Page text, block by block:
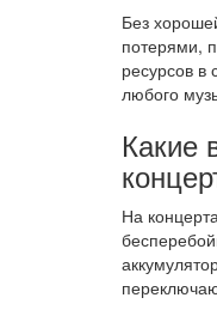
Без
потерями,
ресурсов в
любого
Какие
На